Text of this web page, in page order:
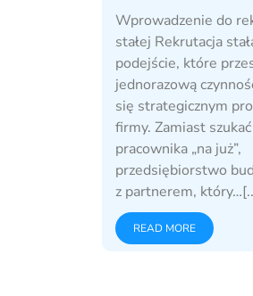
Wprowadzenie do
stałej Rekrutacja
podejście, które
jednorazową
się strategicznym
firmy. Zamiast szukać
pracownika „na już”,
przedsiębiorstwo
z partnerem,
READ MORE